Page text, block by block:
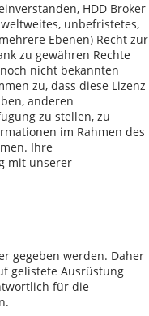
HDD Broker
unbefristetes,
Ebenen) Recht zur
zu gewähren Rechte
nicht bekannten
zu, dass diese Lizenz
anderen
zu stellen, zu
im Rahmen des
Ihre
mit unserer
gegeben werden. Daher
gelistete Ausrüstung
für die